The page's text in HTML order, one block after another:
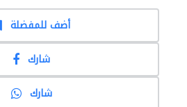
أضف للمفضلة
شارك
شارك